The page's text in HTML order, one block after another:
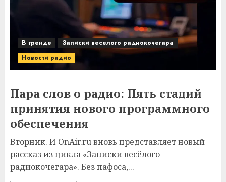
В тренде
Записки веселого радиокочегара
Новости радио
Пара слов о радио: Пять стадий
принятия нового программного
обеспечения
Вторник. И OnAir.ru вновь представляет новый
рассказ из цикла «Записки весёлого
радиокочегара». Без пафоса,...